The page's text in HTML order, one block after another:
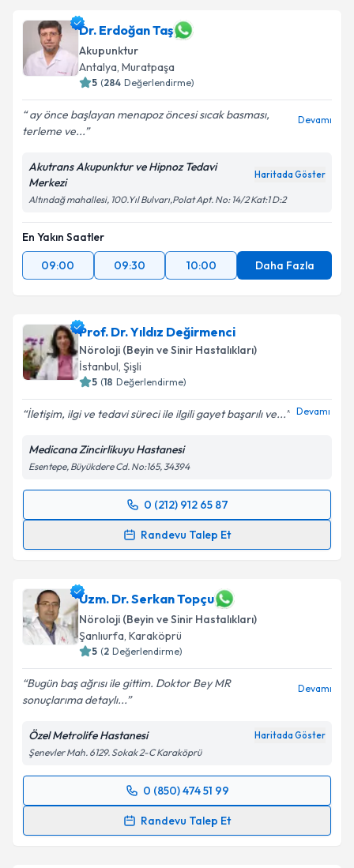
Dr. Erdoğan Taş
Akupunktur
Antalya, Muratpaşa
5 (284 Değerlendirme)
ay önce başlayan menapoz öncesi sıcak basması,
terleme ve...
Devamı
Akutrans Akupunktur ve Hipnoz Tedavi
Merkezi
Haritada Göster
Altındağ mahallesi, 100.Yıl Bulvarı,Polat Apt. No: 14/2 Kat:1 D:2
En Yakın Saatler
09:00
09:30 10:00 Daha Fazla
Prof. Dr. Yıldız Değirmenci
Nöroloji (Beyin ve Sinir Hastalıkları)
İstanbul, Şişli
5 (18 Değerlendirme)
İletişim, ilgi ve tedavi süreci ile ilgili gayet başarılı ve... Devamı
Medicana Zincirlikuyu Hastanesi
Esentepe, Büyükdere Cd. No:165, 34394
0 (212) 912 65 87
Randevu Talep Et
Randevu Takvimi Talebi
için bir takvim hazırlandığında e-posta ile
bilgilendireceğiz.
E-posta Adresiniz
Metni'ni okudum ve kişisel verilerimin belirtilen
kapsamda işlenmesini kabul ediyorum.
Takvim Talebini Gönder
Uzm. Dr. Serkan Topçu
Nöroloji (Beyin ve Sinir Hastalıkları)
Şanlıurfa, Karaköprü
5 (2 Değerlendirme)
Bugün baş ağrısı ile gittim. Doktor Bey MR
sonuçlarıma detaylı...
Devamı
Özel Metrolife Hastanesi Haritada Göster
Şenevler Mah. 6129. Sokak 2-C Karaköprü
0 (850) 474 51 99
Randevu Talep Et
Randevu Takvimi Talebi